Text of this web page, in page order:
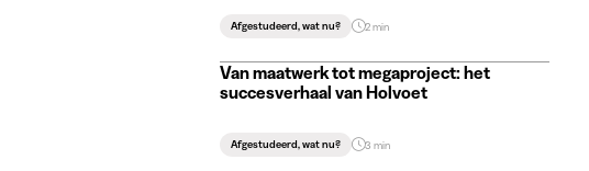
Afgestudeerd, wat nu? 2 min
Van maatwerk tot megaproject: het
succesverhaal van Holvoet
Afgestudeerd, wat nu? 3 min